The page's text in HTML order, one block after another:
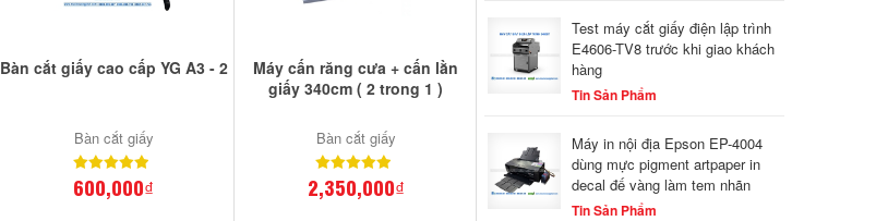
Bàn cắt giấy cao cấp YG A3 - 2
Bàn cắt giấy
600,000₫
Máy cấn răng cưa + cấn lằn
giấy 340cm ( 2 trong 1 )
Bàn cắt giấy
2,350,000₫
Test máy cắt giấy điện lập trình
E4606-TV8 trước khi giao khách
hàng
Tin Sản Phẩm
Máy in nội địa Epson EP-4004
dùng mực pigment artpaper in
decal đế vàng làm tem nhãn
Tin Sản Phẩm